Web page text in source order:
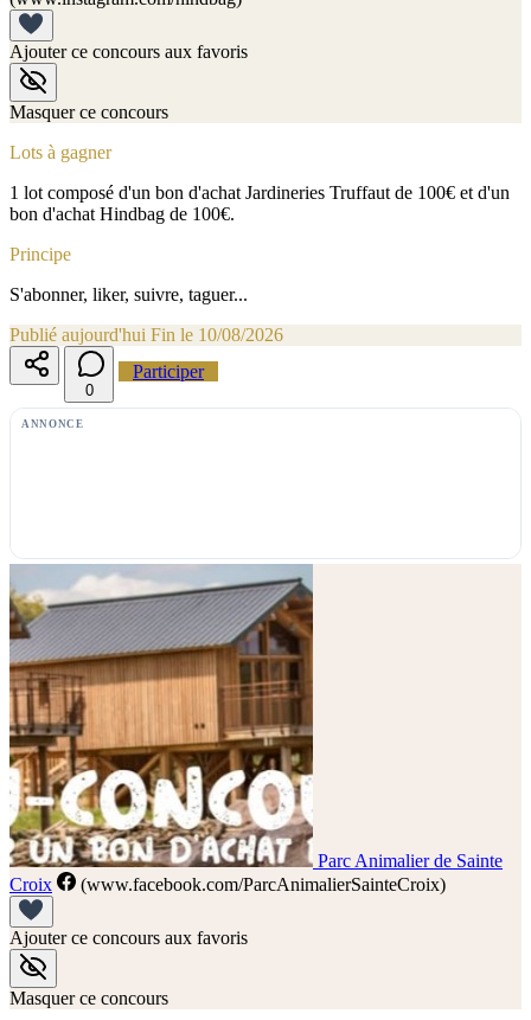
Ajouter ce concours aux favoris
Masquer ce concours
Lots à gagner
1 lot composé d'un bon d'achat Jardineries Truffaut de 100€ et d'un
bon d'achat Hindbag de 100€.
Principe
S'abonner, liker, suivre, taguer...
Publié aujourd'hui Fin le 10/08/2026
0
Participer
ANNONCE
Parc Animalier de Sainte
Croix
(www.facebook.com/ParcAnimalierSainteCroix)
Ajouter ce concours aux favoris
Masquer ce concours